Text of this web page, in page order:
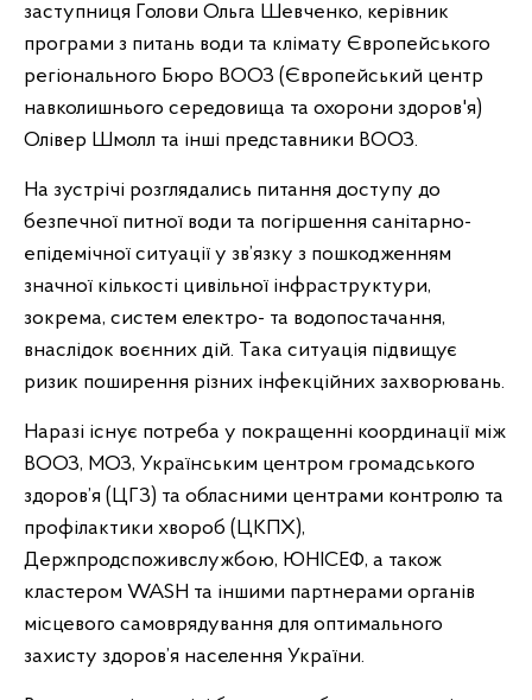
заступниця Голови Ольга Шевченко, керівник
програми з питань води та клімату Європейського
регіонального Бюро ВООЗ (Європейський центр
навколишнього середовища та охорони здоров'я)
Олівер Шмолл та інші представники ВООЗ.
На зустрічі розглядались питання доступу до
безпечної питної води та погіршення санітарно-
епідемічної ситуації у зв’язку з пошкодженням
значної кількості цивільної інфраструктури,
зокрема, систем електро- та водопостачання,
внаслідок воєнних дій. Така ситуація підвищує
ризик поширення різних інфекційних захворювань.
Наразі існує потреба у покращенні координації між
ВООЗ, МОЗ, Українським центром громадського
здоров’я (ЦГЗ) та обласними центрами контролю та
профілактики хвороб (ЦКПХ),
Держпродспоживслужбою, ЮНІСЕФ, а також
кластером WASH та іншими партнерами органів
місцевого самоврядування для оптимального
захисту здоров’я населення України.